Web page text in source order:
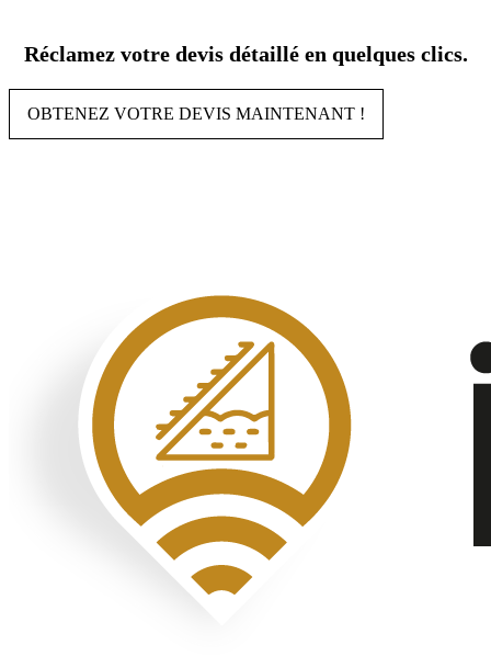
contenu
Réclamez votre devis détaillé en quelques clics.
OBTENEZ VOTRE DEVIS MAINTENANT !